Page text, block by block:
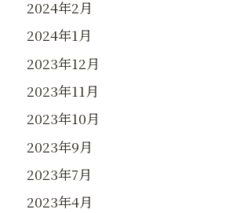
2024年2月
2024年1月
2023年12月
2023年11月
2023年10月
2023年9月
2023年7月
2023年4月